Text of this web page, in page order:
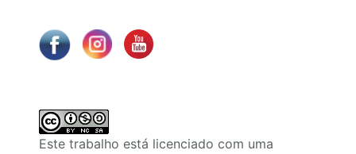
Este trabalho está licenciado com uma